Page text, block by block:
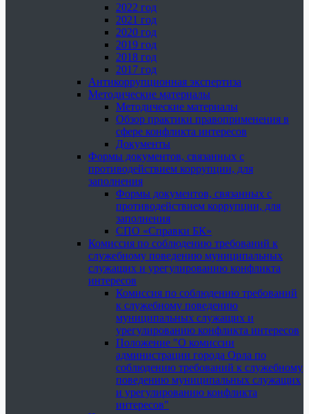
2022 год
2021 год
2020 год
2019 год
2018 год
2017 год
Антикоррупционная экспертиза
Методические материалы
Методические материалы
Обзор практики правоприменения в
сфере конфликта интересов
Документы
Формы документов, связанных с
противодействием коррупции, для
заполнения
Формы документов, связанных с
противодействием коррупции, для
заполнения
СПО «Справки БК»
Комиссия по соблюдению требований к
служебному поведению муниципальных
служащих и урегулированию конфликта
интересов
Комиссия по соблюдению требований
к служебному поведению
муниципальных служащих и
урегулированию конфликта интересов
Положение "О комиссии
администрации города Орла по
соблюдению требований к служебному
поведению муниципальных служащих
и урегулированию конфликта
интересов"